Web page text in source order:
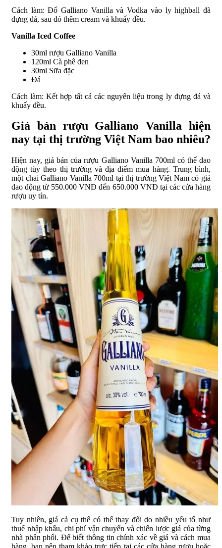
Cách làm: Đổ Galliano Vanilla và Vodka vào ly highball đã
đựng đá, sau đó thêm cream và khuấy đều.
Vanilla Iced Coffee
30ml rượu Galliano Vanilla
120ml Cà phê đen
30ml Sữa đặc
Đá
Cách làm: Kết hợp tất cả các nguyên liệu trong ly đựng đá và
khuấy đều.
Giá bán rượu Galliano Vanilla hiện
nay tại thị trường Việt Nam bao nhiêu?
Hiện nay, giá bán của rượu Galliano Vanilla 700ml có thể dao
động tùy theo thị trường và địa điểm mua hàng. Trung bình,
một chai Galliano Vanilla 700ml tại thị trường Việt Nam có giá
dao động từ 550.000 VNĐ đến 650.000 VNĐ tại các cửa hàng
rượu uy tín.
Tuy nhiên, giá cả cụ thể có thể thay đổi do nhiều yếu tố như
thuế nhập khẩu, chi phí vận chuyển và chiến lược giá của từng
nhà phân phối. Để biết thông tin chính xác về giá và cách mua